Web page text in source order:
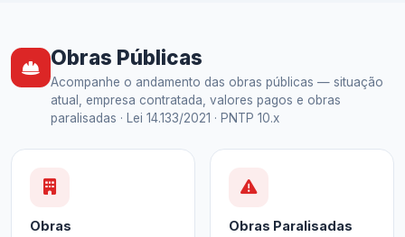
Obras Públicas
Acompanhe o andamento das obras públicas — situação
atual, empresa contratada, valores pagos e obras
paralisadas · Lei 14.133/2021 · PNTP 10.x
Obras Obras Paralisadas